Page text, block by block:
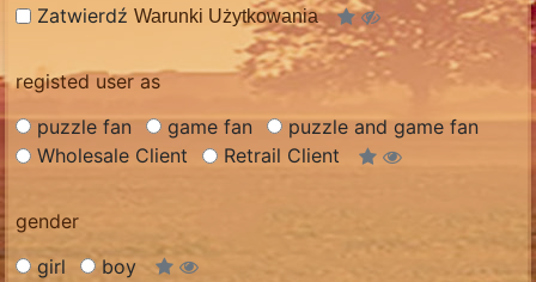
ZatwierdźWarunki Użytkowania
registed user as
puzzle fan
game fan
puzzle and game fan
Wholesale Client
Retrail Client
gender
girl
boy